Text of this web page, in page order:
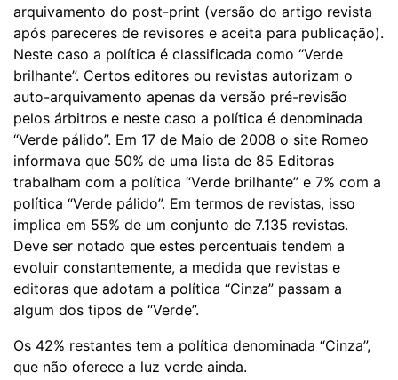
arquivamento do post-print (versão do artigo revista
após pareceres de revisores e aceita para publicação).
Neste caso a política é classificada como “Verde
brilhante”. Certos editores ou revistas autorizam o
auto-arquivamento apenas da versão pré-revisão
pelos árbitros e neste caso a política é denominada
“Verde pálido”. Em 17 de Maio de 2008 o site Romeo
informava que 50% de uma lista de 85 Editoras
trabalham com a política “Verde brilhante” e 7% com a
política “Verde pálido”. Em termos de revistas, isso
implica em 55% de um conjunto de 7.135 revistas.
Deve ser notado que estes percentuais tendem a
evoluir constantemente, a medida que revistas e
editoras que adotam a política “Cinza” passam a
algum dos tipos de “Verde”.
Os 42% restantes tem a política denominada “Cinza”,
que não oferece a luz verde ainda.